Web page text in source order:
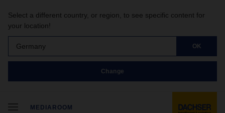
Select a different country, or region, to see specific content for
your location!
Germany OK
Change
MEDIAROOM